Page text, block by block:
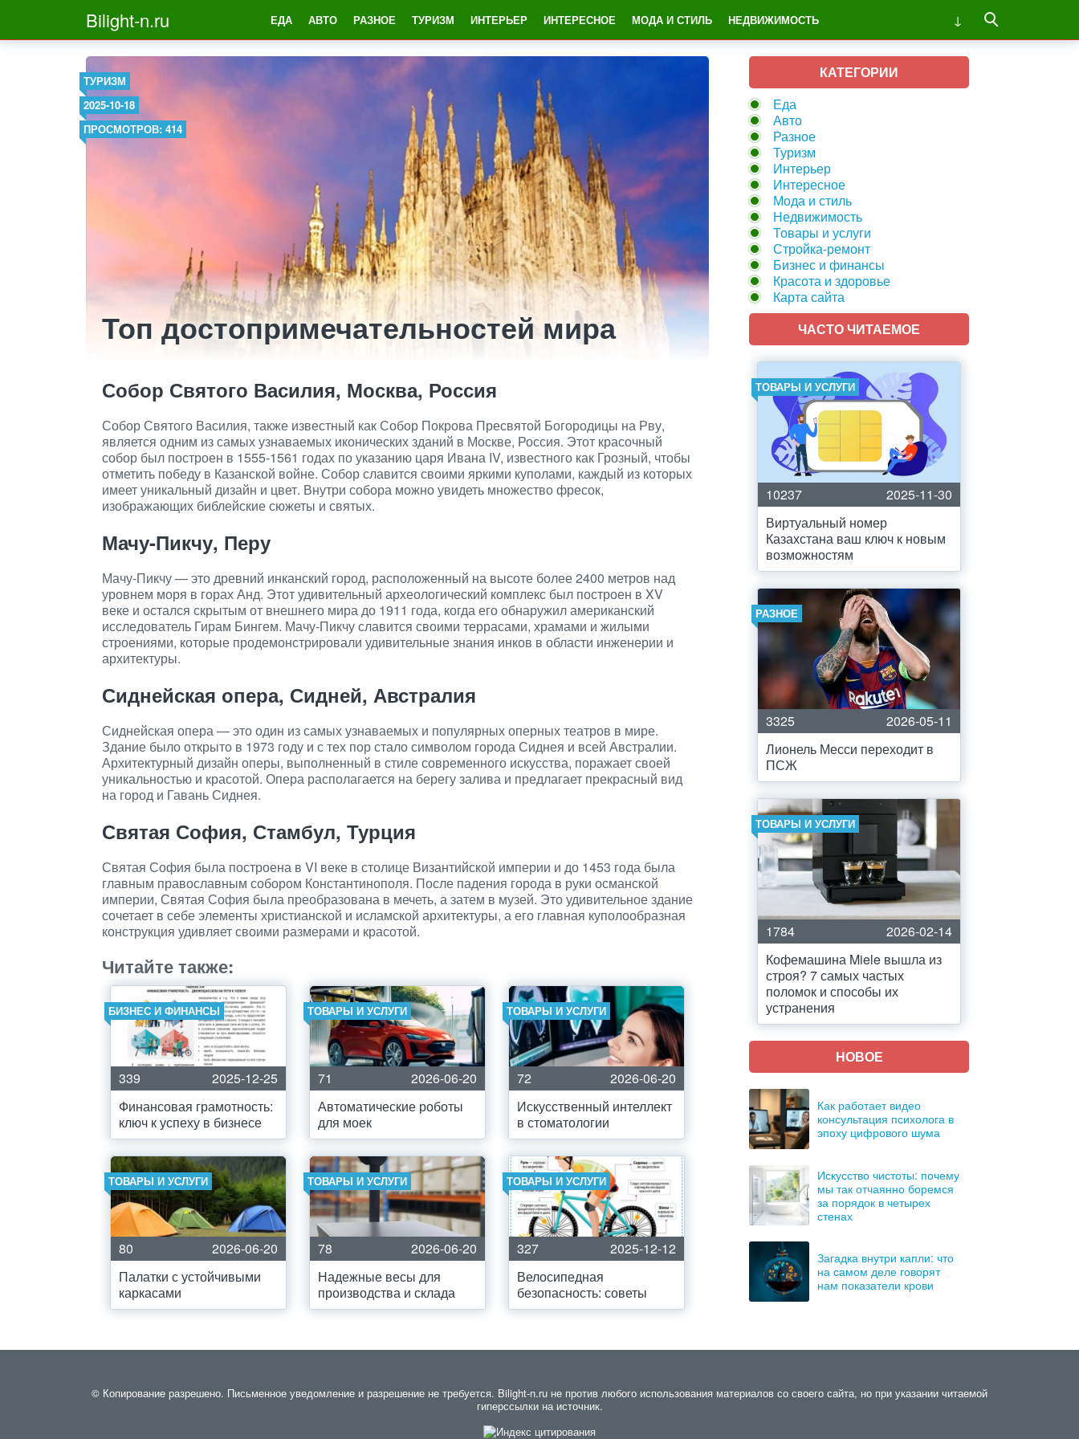
Bilight-n.ru ЕДА АВТО РАЗНОЕ ТУРИЗМ ИНТЕРЬЕР ИНТЕРЕСНОЕ МОДА И СТИЛЬ НЕДВИЖИМОСТЬ
ТУРИЗМ
2025-10-18
ПРОСМОТРОВ: 414
Топ достопримечательностей мира
Собор Святого Василия, Москва, Россия
Собор Святого Василия, также известный как Собор Покрова Пресвятой Богородицы на Рву,
является одним из самых узнаваемых иконических зданий в Москве, Россия. Этот красочный
собор был построен в 1555-1561 годах по указанию царя Ивана IV, известного как Грозный, чтобы
отметить победу в Казанской войне. Собор славится своими яркими куполами, каждый из которых
имеет уникальный дизайн и цвет. Внутри собора можно увидеть множество фресок,
изображающих библейские сюжеты и святых.
Мачу-Пикчу, Перу
Мачу-Пикчу — это древний инканский город, расположенный на высоте более 2400 метров над
уровнем моря в горах Анд. Этот удивительный археологический комплекс был построен в XV
веке и остался скрытым от внешнего мира до 1911 года, когда его обнаружил американский
исследователь Гирам Бингем. Мачу-Пикчу славится своими террасами, храмами и жилыми
строениями, которые продемонстрировали удивительные знания инков в области инженерии и
архитектуры.
Сиднейская опера, Сидней, Австралия
Сиднейская опера — это один из самых узнаваемых и популярных оперных театров в мире.
Здание было открыто в 1973 году и с тех пор стало символом города Сиднея и всей Австралии.
Архитектурный дизайн оперы, выполненный в стиле современного искусства, поражает своей
уникальностью и красотой. Опера располагается на берегу залива и предлагает прекрасный вид
на город и Гавань Сиднея.
Святая София, Стамбул, Турция
Святая София была построена в VI веке в столице Византийской империи и до 1453 года была
главным православным собором Константинополя. После падения города в руки османской
империи, Святая София была преобразована в мечеть, а затем в музей. Это удивительное здание
сочетает в себе элементы христианской и исламской архитектуры, а его главная куполообразная
конструкция удивляет своими размерами и красотой.
Читайте также:
БИЗНЕС И ФИНАНСЫ
339
2025-12-25
Финансовая грамотность:
ключ к успеху в бизнесе
ТОВАРЫ И УСЛУГИ
71
2026-06-20
Автоматические роботы
для моек
ТОВАРЫ И УСЛУГИ
72
2026-06-20
Искусственный интеллект
в стоматологии
ТОВАРЫ И УСЛУГИ
80
2026-06-20
Палатки с устойчивыми
каркасами
ТОВАРЫ И УСЛУГИ
78
2026-06-20
Надежные весы для
производства и склада
ТОВАРЫ И УСЛУГИ
327
2025-12-12
Велосипедная
безопасность: советы
КАТЕГОРИИ
Еда
Авто
Разное
Туризм
Интерьер
Интересное
Мода и стиль
Недвижимость
Товары и услуги
Стройка-ремонт
Бизнес и финансы
Красота и здоровье
Карта сайта
ЧАСТО ЧИТАЕМОЕ
ТОВАРЫ И УСЛУГИ
10237
2025-11-30
Виртуальный номер
Казахстана ваш ключ к новым
возможностям
РАЗНОЕ
3325
2026-05-11
Лионель Месси переходит в
ПСЖ
ТОВАРЫ И УСЛУГИ
1784
2026-02-14
Кофемашина Miele вышла из
строя? 7 самых частых
поломок и способы их
устранения
НОВОЕ
Как работает видео
консультация психолога в
эпоху цифрового шума
Искусство чистоты: почему
мы так отчаянно боремся
за порядок в четырех
стенах
Загадка внутри капли: что
на самом деле говорят
нам показатели крови
© Копирование разрешено. Письменное уведомление и разрешение не требуется. Bilight-n.ru не против любого использования материалов со своего сайта, но при указании читаемой
гиперссылки на источник.